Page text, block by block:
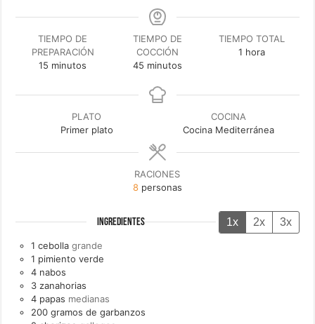
TIEMPO DE
PREPARACIÓN
15 minutos
minutos
TIEMPO DE
COCCIÓN
45minutos
minutos
TIEMPO TOTAL
1 hora
hora
PLATO
Primer plato
COCINA
Cocina Mediterránea
RACIONES
8 personas
INGREDIENTES 1x 2x 3x
1 cebolla grande
1 pimiento verde
4 nabos
3 zanahorias
4 papas medianas
200 gramos de garbanzos